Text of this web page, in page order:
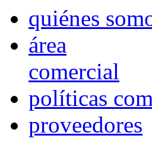
quiénes
área
comercial
políticas
proveedores